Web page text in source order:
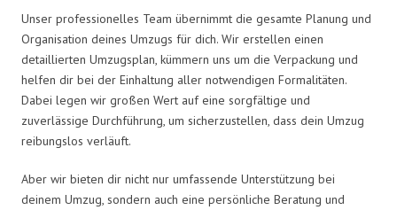
Unser professionelles Team übernimmt die gesamte Planung und
Organisation deines Umzugs für dich. Wir erstellen einen
detaillierten Umzugsplan, kümmern uns um die Verpackung und
helfen dir bei der Einhaltung aller notwendigen Formalitäten.
Dabei legen wir großen Wert auf eine sorgfältige und
zuverlässige Durchführung, um sicherzustellen, dass dein Umzug
reibungslos verläuft.
Aber wir bieten dir nicht nur umfassende Unterstützung bei
deinem Umzug, sondern auch eine persönliche Beratung und